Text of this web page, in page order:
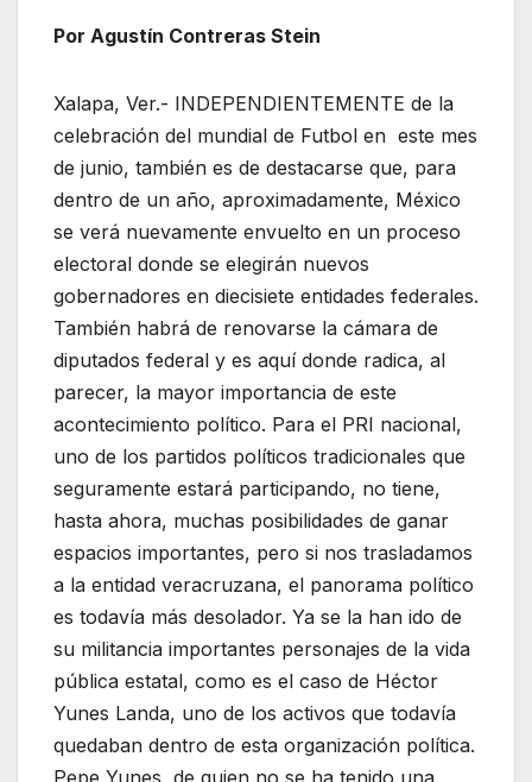
Por Agustín Contreras Stein
Xalapa, Ver.- INDEPENDIENTEMENTE de la
celebración del mundial de Futbol en este mes
de junio, también es de destacarse que, para
dentro de un año, aproximadamente, México
se verá nuevamente envuelto en un proceso
electoral donde se elegirán nuevos
gobernadores en diecisiete entidades federales.
También habrá de renovarse la cámara de
diputados federal y es aquí donde radica, al
parecer, la mayor importancia de este
acontecimiento político. Para el PRI nacional,
uno de los partidos políticos tradicionales que
seguramente estará participando, no tiene,
hasta ahora, muchas posibilidades de ganar
espacios importantes, pero si nos trasladamos
a la entidad veracruzana, el panorama político
es todavía más desolador. Ya se la han ido de
su militancia importantes personajes de la vida
pública estatal, como es el caso de Héctor
Yunes Landa, uno de los activos que todavía
quedaban dentro de esta organización política.
Pepe Yunes, de quien no se ha tenido una